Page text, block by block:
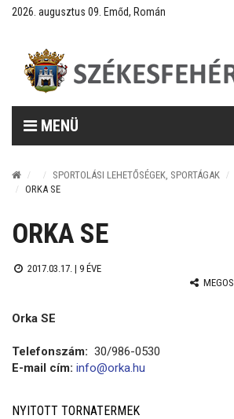
2026. augusztus 09. Emőd, Román
MENÜ
SPORTOLÁSI LEHETŐSÉGEK, SPORTÁGAK
ORKA SE
ORKA SE
2017.03.17. | 9 ÉVE
Orka SE
Telefonszám: 30/986-0530
E-mail cím: info@orka.hu
NYITOTT TORNATERMEK